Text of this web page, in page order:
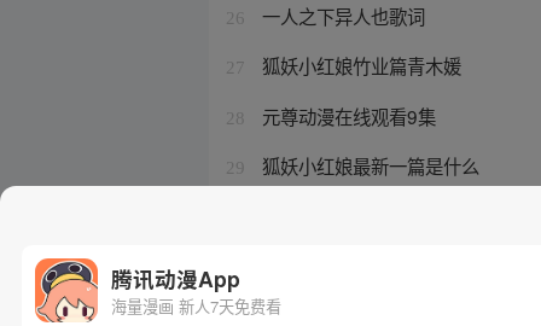
26 一人之下异人也歌词
27 狐妖小红娘竹业篇青木媛
28 元尊动漫在线观看9集
29 狐妖小红娘最新一篇是什么
腾讯动漫App
海量漫画 新人7天免费看